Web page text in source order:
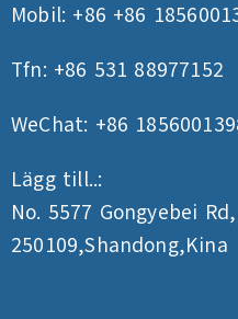
Mobil: +86 +86
Tfn: +86 531 88977152
WeChat: +86
Lägg till..:
No. 5577 Gongyebei
250109,Shandong,Kina